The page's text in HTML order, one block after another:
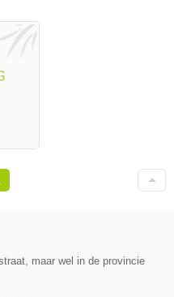
maar wel in de provincie